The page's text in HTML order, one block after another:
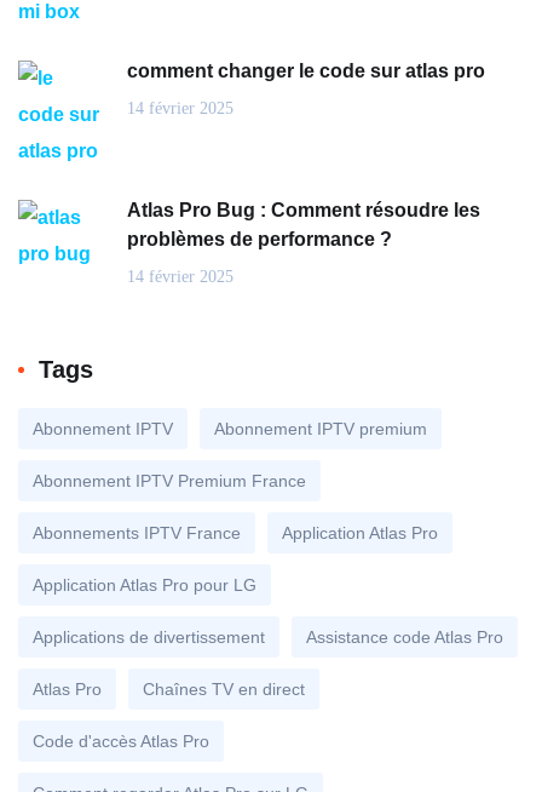
comment changer le code sur atlas pro
14 février 2025
Atlas Pro Bug : Comment résoudre les
problèmes de performance ?
14 février 2025
Tags
Abonnement IPTV Abonnement IPTV premium
Abonnement IPTV Premium France
Abonnements IPTV France Application Atlas Pro
Application Atlas Pro pour LG
Applications de divertissement Assistance code Atlas Pro
Atlas Pro Chaînes TV en direct
Code d'accès Atlas Pro